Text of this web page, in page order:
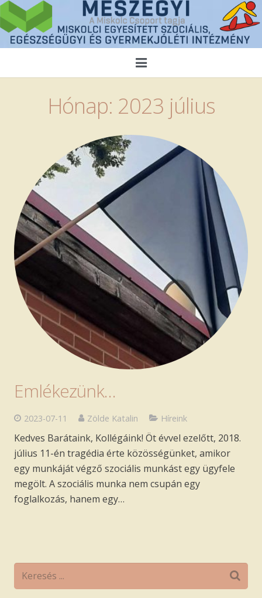
Közérdekű adatok
Ellátások
Pályázatok
Alapítványaink
Szakmai anyagok
Ingyenes jogi tanácsadás
Hónap: 2023 július
Emlékezünk…
2023-07-11 Zölde Katalin Híreink
Kedves Barátaink, Kollégáink! Öt évvel ezelőtt, 2018.
július 11-én tragédia érte közösségünket, amikor
egy munkáját végző szociális munkást egy ügyfele
megölt. A szociális munka nem csupán egy
foglalkozás, hanem egy…